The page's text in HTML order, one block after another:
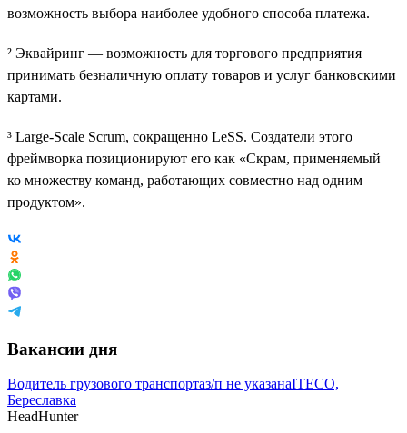
возможность выбора наиболее удобного способа платежа.
² Эквайринг — возможность для торгового предприятия
принимать безналичную оплату товаров и услуг банковскими
картами.
³ Large-Scale Scrum, сокращенно LeSS. Создатели этого
фреймворка позиционируют его как «Скрам, применяемый
ко множеству команд, работающих совместно над одним
продуктом».
Вакансии дня
Водитель грузового транспортаз/п не указанаITECO,
Береславка
HeadHunter